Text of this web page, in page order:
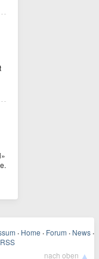
· Home · Forum · News ·
RSS
nach oben ▲